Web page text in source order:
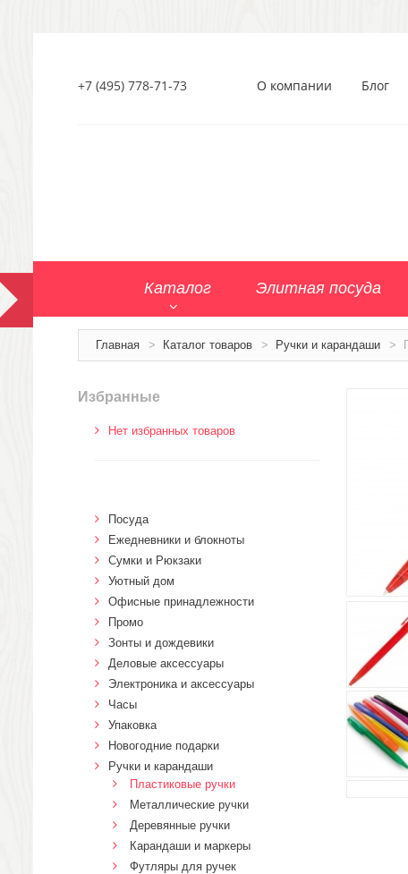
+7 (495) 778-71-73 О компании Блог
Каталог Элитная посуда
Главная > Каталог товаров > Ручки и карандаши >
Избранные
Нет избранных товаров
Посуда
Ежедневники и блокноты
Сумки и Рюкзаки
Уютный дом
Офисные принадлежности
Промо
Зонты и дождевики
Деловые аксессуары
Электроника и аксессуары
Часы
Упаковка
Новогодние подарки
Ручки и карандаши
Пластиковые ручки
Металлические ручки
Деревянные ручки
Карандаши и маркеры
Футляры для ручек